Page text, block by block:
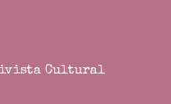
Cultural